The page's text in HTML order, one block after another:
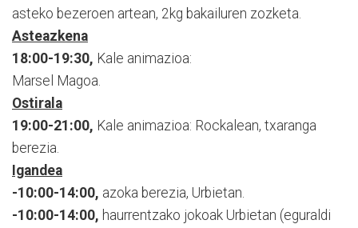
asteko bezeroen artean, 2kg bakailuren zozketa.
Asteazkena
18:00-19:30, Kale animazioa:
Marsel Magoa.
Ostirala
19:00-21:00, Kale animazioa: Rockalean, txaranga
berezia.
Igandea
-10:00-14:00, azoka berezia, Urbietan.
-10:00-14:00, haurrentzako jokoak Urbietan (eguraldi